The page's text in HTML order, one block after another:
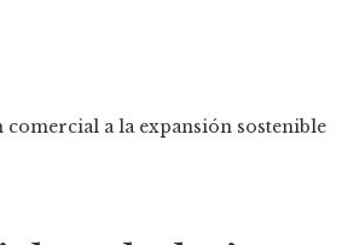
a la expansión sostenible